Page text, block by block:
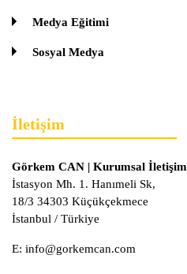
Medya Eğitimi
Sosyal Medya
İletişim
Görkem CAN | Kurumsal
İstasyon Mh. 1. Hanımeli Sk,
18/3 34303 Küçükçekmece
İstanbul / Türkiye
E: info@gorkemcan.com